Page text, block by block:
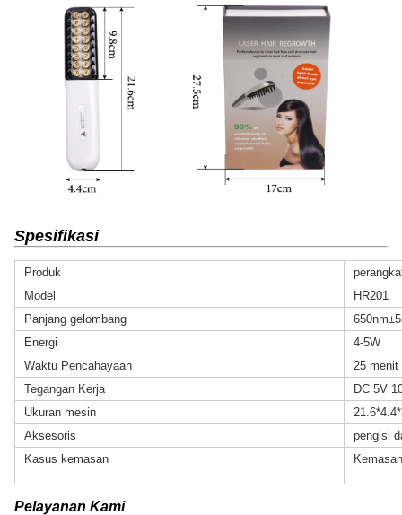
Spesifikasi
Produk
Model
HR201
Panjang gelombang
Energi
4-5W
Waktu Pencahayaan
25 menit
Tegangan Kerja
DC 5V
Ukuran mesin
Aksesoris
pengisi
Kasus kemasan
Pelayanan Kami